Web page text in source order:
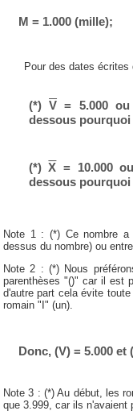
M = 1.000 (mille);
Pour des dates écrites
(*)V = 5.000
dessous pourquoi
(*)X = 10.000
dessous pourquoi
Note 1 : (*) Ce nombre
dessus du nombre) ou
Note 2 : (*) Nous
parenthèses "()" car il est
d'autre part cela évite
romain "I" (un).
Donc, (V) = 5.000 et
Note 3 : (*) Au début, les
que 3.999, car ils n'avaient